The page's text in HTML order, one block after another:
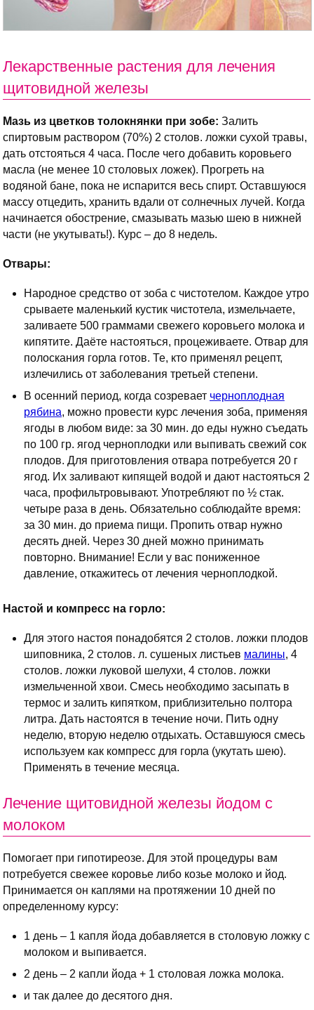
Лекарственные растения для лечения
щитовидной железы
Мазь из цветков толокнянки при зобе: Залить
спиртовым раствором (70%) 2 столов. ложки сухой травы,
дать отстояться 4 часа. После чего добавить коровьего
масла (не менее 10 столовых ложек). Прогреть на
водяной бане, пока не испарится весь спирт. Оставшуюся
массу отцедить, хранить вдали от солнечных лучей. Когда
начинается обострение, смазывать мазью шею в нижней
части (не укутывать!). Курс – до 8 недель.
Отвары:
Народное средство от зоба с чистотелом. Каждое утро
срываете маленький кустик чистотела, измельчаете,
заливаете 500 граммами свежего коровьего молока и
кипятите. Даёте настояться, процеживаете. Отвар для
полоскания горла готов. Те, кто применял рецепт,
излечились от заболевания третьей степени.
В осенний период, когда созревает черноплодная
рябина, можно провести курс лечения зоба, применяя
ягоды в любом виде: за 30 мин. до еды нужно съедать
по 100 гр. ягод черноплодки или выпивать свежий сок
плодов. Для приготовления отвара потребуется 20 г
ягод. Их заливают кипящей водой и дают настояться 2
часа, профильтровывают. Употребляют по ½ стак.
четыре раза в день. Обязательно соблюдайте время:
за 30 мин. до приема пищи. Пропить отвар нужно
десять дней. Через 30 дней можно принимать
повторно. Внимание! Если у вас пониженное
давление, откажитесь от лечения черноплодкой.
Настой и компресс на горло:
Для этого настоя понадобятся 2 столов. ложки плодов
шиповника, 2 столов. л. сушеных листьев малины, 4
столов. ложки луковой шелухи, 4 столов. ложки
измельченной хвои. Смесь необходимо засыпать в
термос и залить кипятком, приблизительно полтора
литра. Дать настоятся в течение ночи. Пить одну
неделю, вторую неделю отдыхать. Оставшуюся смесь
используем как компресс для горла (укутать шею).
Применять в течение месяца.
Лечение щитовидной железы йодом с
молоком
Помогает при гипотиреозе. Для этой процедуры вам
потребуется свежее коровье либо козье молоко и йод.
Принимается он каплями на протяжении 10 дней по
определенному курсу:
1 день – 1 капля йода добавляется в столовую ложку с
молоком и выпивается.
2 день – 2 капли йода + 1 столовая ложка молока.
и так далее до десятого дня.